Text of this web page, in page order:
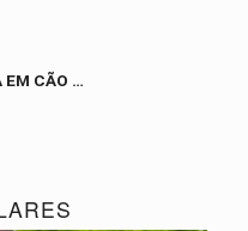
EM CÃO …